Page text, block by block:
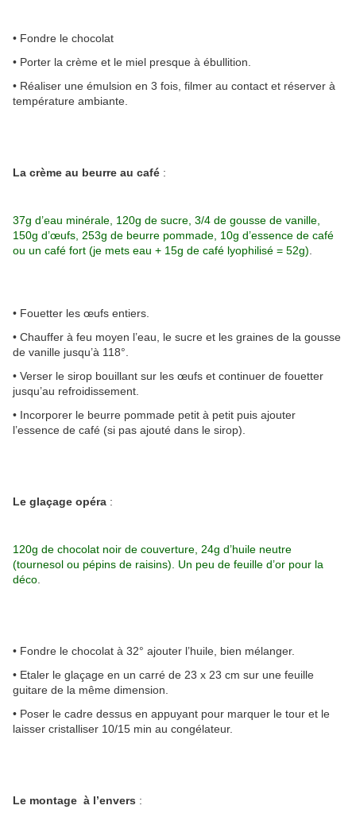
• Fondre le chocolat
• Porter la crème et le miel presque à ébullition.
• Réaliser une émulsion en 3 fois, filmer au contact et réserver à
température ambiante.
La crème au beurre au café :
37g d’eau minérale, 120g de sucre, 3/4 de gousse de vanille,
150g d’œufs, 253g de beurre pommade, 10g d’essence de café
ou un café fort (je mets eau + 15g de café lyophilisé = 52g).
• Fouetter les œufs entiers.
• Chauffer à feu moyen l’eau, le sucre et les graines de la gousse
de vanille jusqu’à 118°.
• Verser le sirop bouillant sur les œufs et continuer de fouetter
jusqu’au refroidissement.
• Incorporer le beurre pommade petit à petit puis ajouter
l’essence de café (si pas ajouté dans le sirop).
Le glaçage opéra :
120g de chocolat noir de couverture, 24g d’huile neutre
(tournesol ou pépins de raisins). Un peu de feuille d’or pour la
déco.
• Fondre le chocolat à 32° ajouter l’huile, bien mélanger.
• Etaler le glaçage en un carré de 23 x 23 cm sur une feuille
guitare de la même dimension.
• Poser le cadre dessus en appuyant pour marquer le tour et le
laisser cristalliser 10/15 min au congélateur.
Le montage à l’envers :